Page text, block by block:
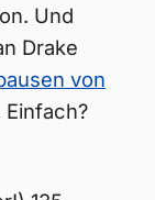
Und
Drake
von